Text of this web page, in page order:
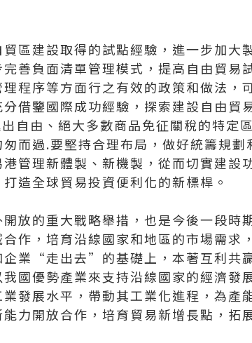
區建設取得的試點經驗，進一步加大
善負面清單管理模式，提高自由貿易
程序等方面行之有效的政策和做法，
借鑒國際成功經驗，探索建設自由貿
自由、絕大多數商品免征關稅的特定
匆而過.要堅持合理布局，做好統籌規
管理新體製、新機製，從而切實建設
造全球貿易投資便利化的新標桿。
放的重大戰略舉措，也是今後一段時
作，培育沿線國家和地區的市場需求
企業“走出去”的基礎上，本著互利共
國優勢產業來支持沿線國家的經濟發
發展水平，帶動其工業化進程，為產
力開放合作，培育貿易新增長點，